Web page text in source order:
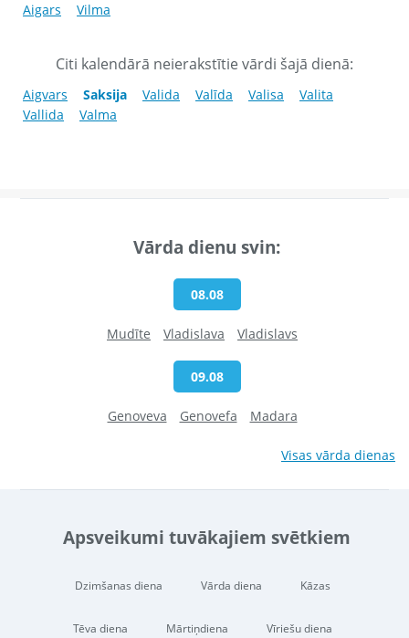
Aigars Vilma
Citi kalendārā neierakstītie vārdi šajā dienā:
Aigvars Saksija Valida Valīda Valisa
Valita
Vallida
Valma
Vārda dienu svin:
08.08
Mudīte Vladislava Vladislavs
09.08
Genoveva Genovefa Madara
Visas vārda dienas
Apsveikumi tuvākajiem svētkiem
Dzimšanas diena Vārda diena Kāzas
Tēva diena Mārtiņdiena Vīriešu diena